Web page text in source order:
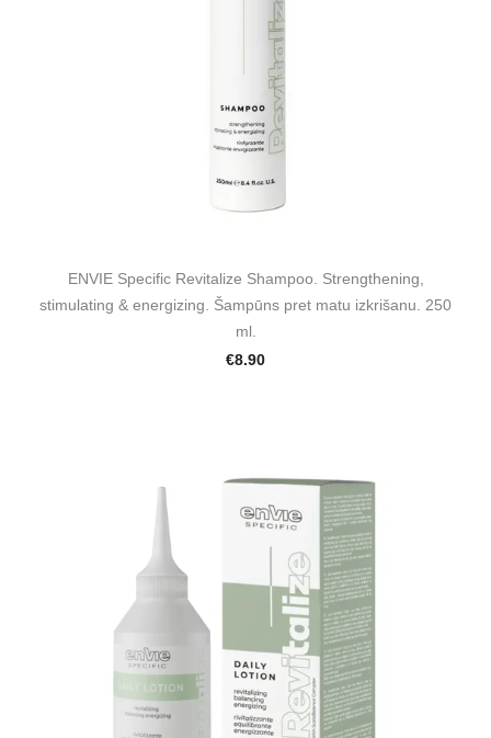
ENVIE Specific Revitalize Shampoo. Strengthening,
stimulating & energizing. Šampūns pret matu izkrišanu. 250
ml.
€8.90